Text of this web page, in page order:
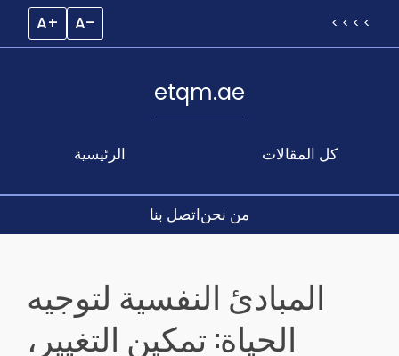
A+ A– < < < <
الرئيسية
etqm.ae
كل المقالات
اتصل بنامن نحن
contentالمبادئ النفسية لتوجيه
الحياة: تمكين التغيير،